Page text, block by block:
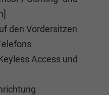
den Vordersitzen
Access und